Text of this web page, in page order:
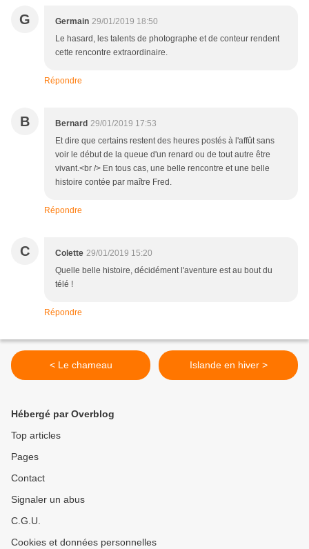
G Germain 29/01/2019 18:50
Le hasard, les talents de photographe et de conteur rendent
cette rencontre extraordinaire.
Répondre
B Bernard 29/01/2019 17:53
Et dire que certains restent des heures postés à l'affût sans
voir le début de la queue d'un renard ou de tout autre être
vivant.<br /> En tous cas, une belle rencontre et une belle
histoire contée par maître Fred.
Répondre
C Colette 29/01/2019 15:20
Quelle belle histoire, décidément l'aventure est au bout du
télé !
Répondre
< Le chameau Islande en hiver >
Hébergé par Overblog
Top articles
Pages
Contact
Signaler un abus
C.G.U.
Cookies et données personnelles